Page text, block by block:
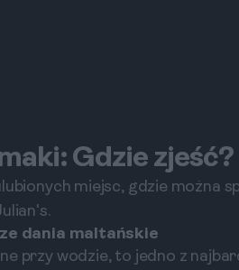
Gdzie zjeść?
miejsc, gdzie można
dania maltańskie
przy wodzie, to jedno z